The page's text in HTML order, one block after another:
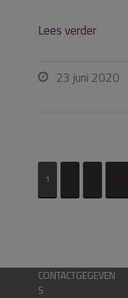
Lees verder
 23 juni 2020
1 2 3
CONTACTGEGEVEN
S